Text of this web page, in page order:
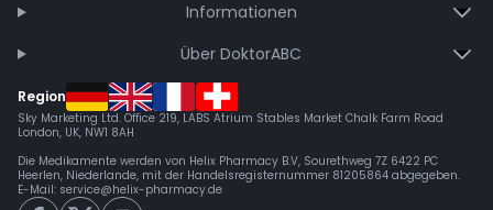
Informationen
Über DoktorABC
Region
Sky Marketing Ltd. Office 219, LABS Atrium Stables Market Chalk Farm Road
London, UK, NW1 8AH
Die Medikamente werden von Helix Pharmacy B.V, Sourethweg 7Z 6422 PC
Heerlen, Niederlande, mit der Handelsregisternummer 81205864 abgegeben.
E-Mail: service@helix-pharmacy.de